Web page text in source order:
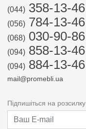
(044) 358-13-46
(056) 784-13-46
(068) 030-90-86
(094) 858-13-46
(094) 884-13-46
mail@promebli.ua
Підпишіться на розсилку